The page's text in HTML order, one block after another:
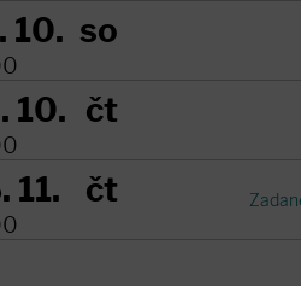
10. so
10. čt
11. čt